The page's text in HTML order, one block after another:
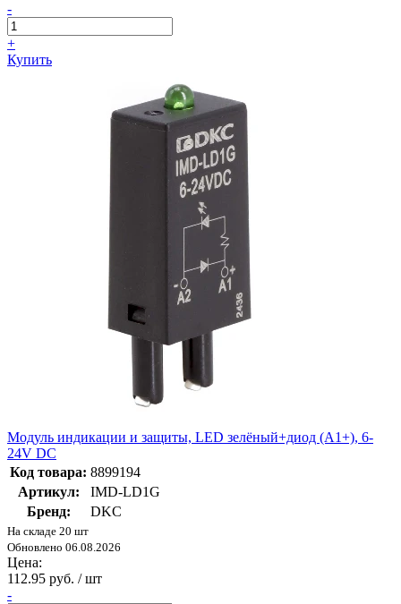
-
+
Купить
Модуль индикации и защиты, LED зелёный+диод (A1+), 6-
24V DC
Код товара: 8899194
Артикул:
IMD-LD1G
Бренд:
DKC
На складе 20 шт
Обновлено 06.08.2026
Цена:
112.95 руб. / шт
-